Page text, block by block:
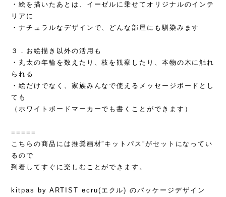
・絵を描いたあとは、イーゼルに乗せてオリジナルのインテ
リアに
・ナチュラルなデザインで、どんな部屋にも馴染みます
３．お絵描き以外の活用も
・丸太の年輪を数えたり、枝を観察したり、本物の木に触れ
られる
・絵だけでなく、家族みんなで使えるメッセージボードとし
ても
（ホワイトボードマーカーでも書くことができます）
≡≡≡≡≡
こちらの商品には推奨画材”キットパス”がセットになってい
るので
到着してすぐに楽しむことができます。
kitpas by ARTIST ecru(エクル) のパッケージデザイン